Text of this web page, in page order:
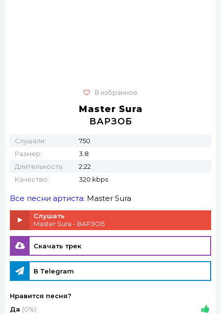
В избранное
Master Sura
ВАРЗОБ
Слушали:
750
Размер:
3.8
Длительность:
2:22
Качество:
320 kbps
Все песни артиста: Master Sura
Слушать
Master Sura - ВАРЗОБ
Скачать трек
В Telegram
Нравится песня?
Да (0%)